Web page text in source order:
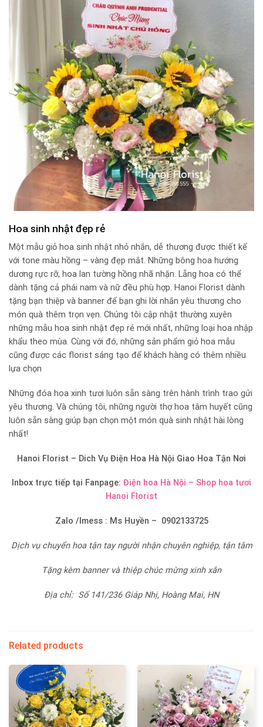
Hoa sinh nhật đẹp rẻ
Một mẫu giỏ hoa sinh nhật nhỏ nhắn, dễ thương được thiết kế
với tone màu hồng – vàng đẹp mắt. Những bông hoa hướng
dương rực rỡ, hoa lan tường hồng nhã nhặn. Lẵng hoa có thể
dành tặng cả phái nam và nữ đều phù hợp. Hanoi Florist dành
tặng bạn thiệp và banner để bạn ghi lời nhắn yêu thương cho
món quà thêm trọn vẹn. Chúng tôi cập nhật thường xuyên
những mẫu hoa sinh nhật đẹp rẻ mới nhất, những loại hoa nhập
khẩu theo mùa. Cùng với đó, những sản phẩm giỏ hoa mẫu
cũng được các florist sáng tạo để khách hàng có thêm nhiều
lựa chọn
Những đóa hoa xinh tươi luôn sẵn sàng trên hành trình trao gửi
yêu thương. Và chúng tôi, những người thợ hoa tâm huyết cũng
luôn sẵn sàng giúp bạn chọn một món quà sinh nhật hài lòng
nhất!
Hanoi Florist – Dich Vụ Điện Hoa Hà Nội Giao Hoa Tận Nơi
Inbox trực tiếp tại Fanpage: Điện hoa Hà Nội – Shop hoa tươi
Hanoi Florist
Zalo /Imess : Ms Huyền – 0902133725
Dịch vụ chuyển hoa tận tay người nhận chuyên nghiệp, tận tâm
Tặng kèm banner và thiệp chúc mừng xinh xắn
Địa chỉ: Số 141/236 Giáp Nhị, Hoàng Mai, HN
Related products